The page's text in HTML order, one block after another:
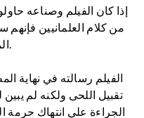
إذا كان الفيلم وصناعه
من كلام العلمانيين فإنهم
المتشدد ورجاله أسباب انهيار الوطن.
الفيلم رسالته في نهاية
تقبيل اللحى ولكنه لم
الجراءة علي انتهاك